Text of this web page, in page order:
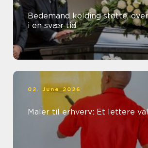
Bedemand kolding støtte, overblik og ro
i en svær tid
02. June 2026
Maler til erhverv: Et lettere